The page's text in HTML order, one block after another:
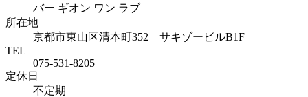
バー ギオン ワン ラブ
所在地
京都市東山区清本町352 サキゾービルB1F
TEL
075-531-8205
定休日
不定期